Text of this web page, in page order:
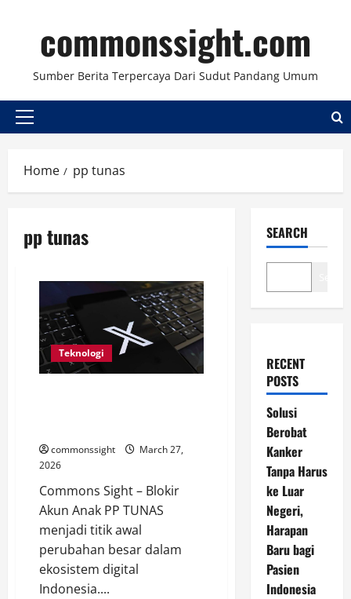
contentcommonssight.com
Sumber Berita Terpercaya Dari Sudut Pandang Umum
Primary
Home pp tunas
pp tunas
Teknologi
commonssight
March 27,
2026
Commons Sight – Blokir
Akun Anak PP TUNAS
menjadi titik awal
perubahan besar dalam
ekosistem digital
Indonesia....
SEARCH
RECENT
POSTS
Solusi
Berobat
Kanker
Tanpa Harus
ke Luar
Negeri,
Harapan
Baru bagi
Pasien
Indonesia